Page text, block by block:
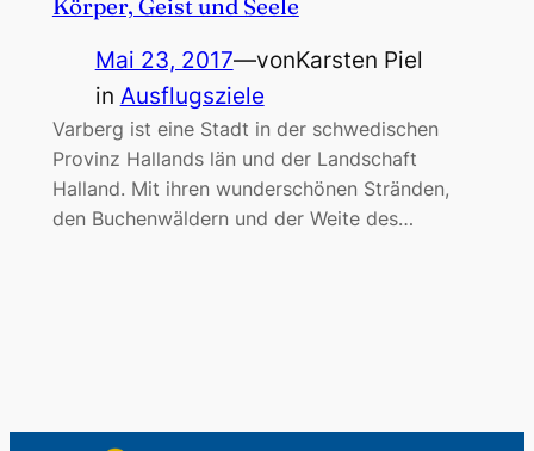
Körper, Geist und Seele
Mai 23, 2017—vonKarsten Piel
in Ausflugsziele
Varberg ist eine Stadt in der schwedischen
Provinz Hallands län und der Landschaft
Halland. Mit ihren wunderschönen Stränden,
den Buchenwäldern und der Weite des…